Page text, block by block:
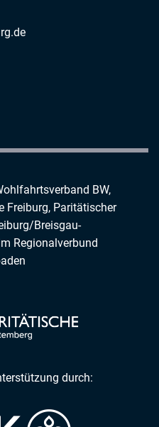
BW,
Freiburg, Paritätischer
Breisgau-
Regionalverbund
durch: